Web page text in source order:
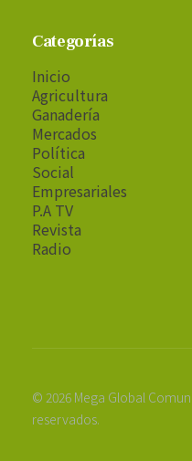
Categorías
Inicio
Agricultura
Ganadería
Mercados
Política
Social
Empresariales
P.A TV
Revista
Radio
© 2026 Mega Global
reservados.